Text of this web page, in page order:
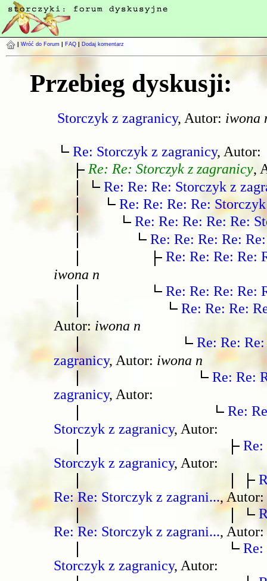
Wróć do Forum FAQ Dodaj komentarz
Przebieg dyskusji:
Storczyk z zagranicy, Autor: iwona
Re: Storczyk z zagranicy, Autor:
Re: Re: Storczyk z zagranicy,
Re: Re: Re: Storczyk z
Re: Re: Re: Re:
Re: Re: Re: Re: Re:
Re: Re: Re: Re:
Re: Re: Re: Re:
iwona n
Re: Re: Re: Re:
Re: Re: Re:
Autor: iwona n
Re: Re:
zagranicy, Autor: iwona n
Re: Re:
zagranicy, Autor:
Re:
Storczyk z zagranicy, Autor:
Re:
Storczyk z zagranicy, Autor:
Re: Re: Storczyk z zagrani..., Autor:
Re: Re: Storczyk z zagrani..., Autor:
Re:
Storczyk z zagranicy, Autor: